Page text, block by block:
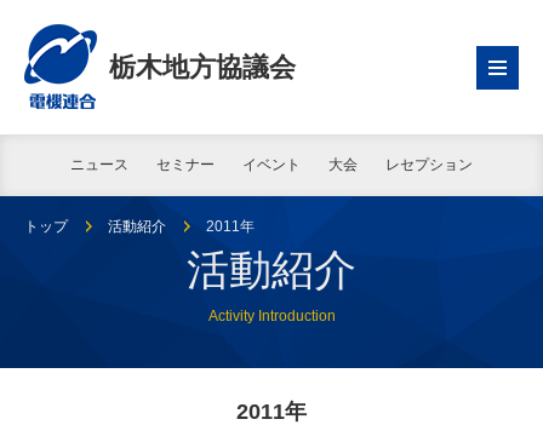
栃木地方協議会
ニュース セミナー イベント 大会 レセプション
トップ 活動紹介 2011年
活動紹介
Activity Introduction
2011年